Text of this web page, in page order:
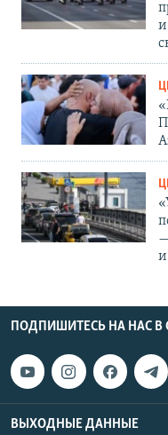
и
и
ПОДПИШИТЕСЬ НА НАС В
ВЫХОДНЫЕ ДАННЫЕ